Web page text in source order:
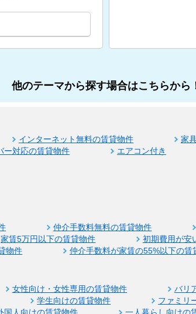
他のテーマから探す場合はこちらから
インターネット無料の賃貸物件
家
ー対応の賃貸物件 エアコン付き
仲介手数料無料の賃貸物件
家賃5万円以下の賃貸物件 初期費用が安
物件
仲介手数料が家賃の55%以下の賃
女性向け・女性専用の賃貸物件
バリ
学生向けの賃貸物件 ファミリ